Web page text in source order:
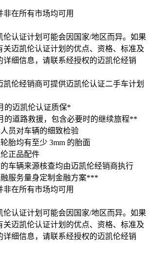
在所有市场均可用
伦认证计划可能会因国家/地区而异。如果
关迈凯伦认证计划的优点、资格、标准及
详细信息，请联系经授权的迈凯伦经销
凯伦经销商可提供迈凯伦认证二手车计划
的迈凯伦认证质保*
的道路救援，包含必要时的继续旅程**
员对车辆的细致检验
胎均有至少 3mm 的胎面
正品配件
车辆来源核查均由迈凯伦经销商执行
融服务量身定制金融方案***
在所有市场均可用
伦认证计划可能会因国家/地区而异。如果
关迈凯伦认证计划的优点、资格、标准及
详细信息，请联系经授权的迈凯伦经销